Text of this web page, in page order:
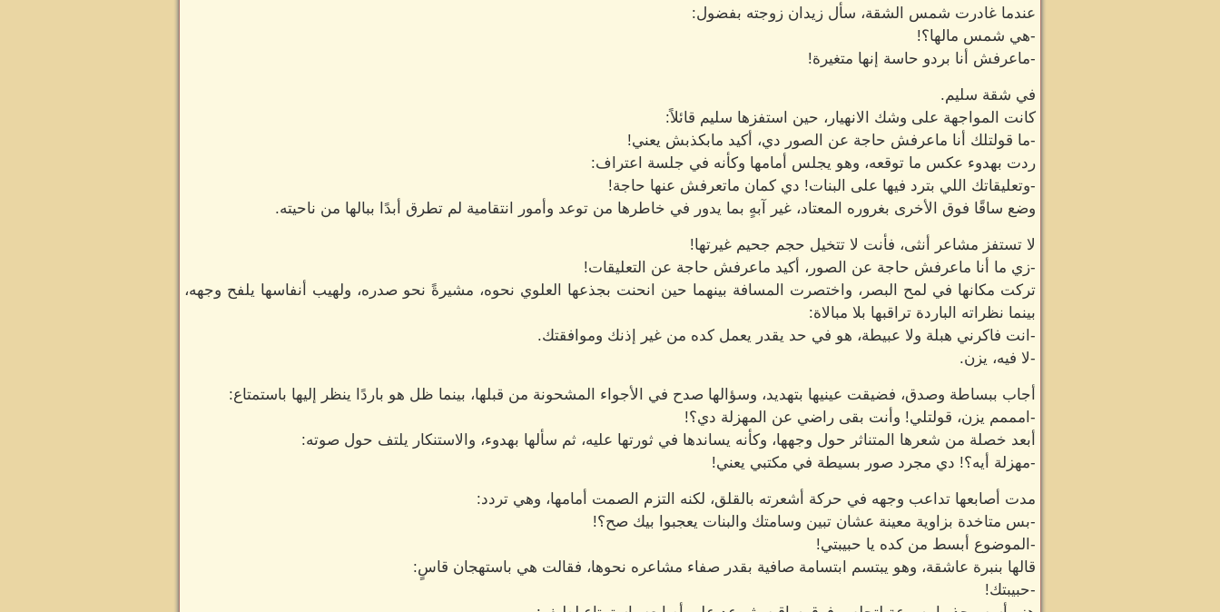
عندما غادرت شمس الشقة، سأل زيدان زوجته بفضول:
-هي شمس مالها؟!
-ماعرفش أنا بردو حاسة إنها متغيرة!
في شقة سليم.
كانت المواجهة على وشك الانهيار، حين استفزها سليم قائلاً:
-ما قولتلك أنا ماعرفش حاجة عن الصور دي، أكيد مابكذبش يعني!
ردت بهدوء عكس ما توقعه، وهو يجلس أمامها وكأنه في جلسة اعتراف:
-وتعليقاتك اللي بترد فيها على البنات! دي كمان ماتعرفش عنها حاجة!
وضع ساقًا فوق الأخرى بغروره المعتاد، غير آبهٍ بما يدور في خاطرها من توعد وأمور انتقامية لم تطرق أبدًا ببالها من ناحيته.
لا تستفز مشاعر أنثى، فأنت لا تتخيل حجم جحيم غيرتها!
-زي ما أنا ماعرفش حاجة عن الصور، أكيد ماعرفش حاجة عن التعليقات!
تركت مكانها في لمح البصر، واختصرت المسافة بينهما حين انحنت بجذعها العلوي نحوه، مشيرةً نحو صدره، ولهيب أنفاسها يلفح وجهه،
بينما نظراته الباردة تراقبها بلا مبالاة:
-انت فاكرني هبلة ولا عبيطة، هو في حد يقدر يعمل كده من غير إذنك وموافقتك.
-لا فيه، يزن.
أجاب ببساطة وصدق، فضيقت عينيها بتهديد، وسؤالها صدح في الأجواء المشحونة من قبلها، بينما ظل هو باردًا ينظر إليها باستمتاع:
-امممم يزن، قولتلي! وأنت بقى راضي عن المهزلة دي؟!
أبعد خصلة من شعرها المتناثر حول وجهها، وكأنه يساندها في ثورتها عليه، ثم سألها بهدوء، والاستنكار يلتف حول صوته:
-مهزلة أيه؟! دي مجرد صور بسيطة في مكتبي يعني!
مدت أصابعها تداعب وجهه في حركة أشعرته بالقلق، لكنه التزم الصمت أمامها، وهي تردد:
-بس متاخدة بزاوية معينة عشان تبين وسامتك والبنات يعجبوا بيك صح؟!
-الموضوع أبسط من كده يا حبيبتي!
قالها بنبرة عاشقة، وهو يبتسم ابتسامة صافية بقدر صفاء مشاعره نحوها، فقالت هي باستهجان قاسٍ:
-حبيبتك!